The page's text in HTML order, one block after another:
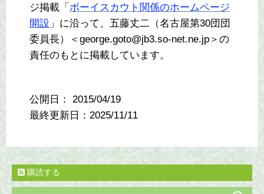
ジ掲載「 ボーイスカウト関係のホームページ
開設 」に沿って、五藤丈二（名古屋第30団団
委員長）＜george.goto@jb3.so-net.ne.jp＞の
責任のもとに掲載しています。
公開日： 2015/04/19
最終更新日：2025/11/11
購読する